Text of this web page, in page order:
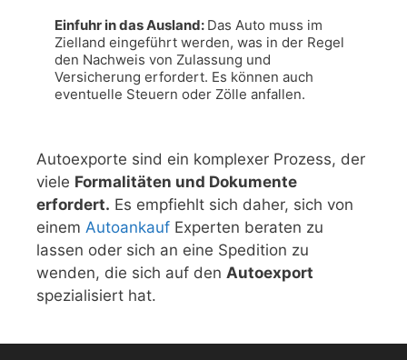
Einfuhr in das Ausland: Das Auto muss im
Zielland eingeführt werden, was in der Regel
den Nachweis von Zulassung und
Versicherung erfordert. Es können auch
eventuelle Steuern oder Zölle anfallen.
Autoexporte sind ein komplexer Prozess, der
viele Formalitäten und Dokumente
erfordert. Es empfiehlt sich daher, sich von
einem Autoankauf Experten beraten zu
lassen oder sich an eine Spedition zu
wenden, die sich auf den Autoexport
spezialisiert hat.